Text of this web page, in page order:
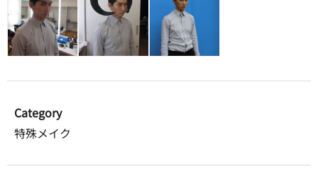
Category
特殊メイク